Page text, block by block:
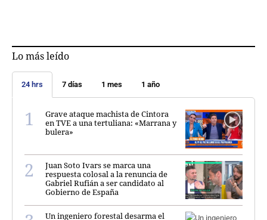
Lo más leído
24 hrs 7 días 1 mes 1 año
Grave ataque machista de Cintora
en TVE a una tertuliana: «Marrana y
bulera»
Juan Soto Ivars se marca una
respuesta colosal a la renuncia de
Gabriel Rufián a ser candidato al
Gobierno de España
Un ingeniero forestal desarma el